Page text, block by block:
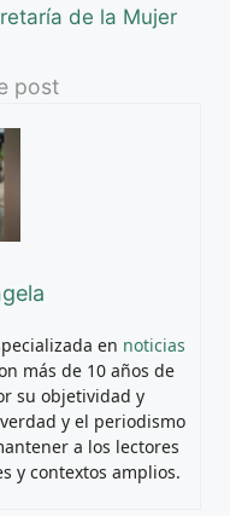
de la Mujer
post
en noticias
más de 10 años de
su objetividad y
y el periodismo
a los lectores
y contextos amplios.